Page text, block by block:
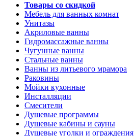
Товары со скидкой
Мебель для ванных комнат
Унитазы
Акриловые ванны
Гидромассажные ванны
Чугунные ванны
Стальные ванны
Ванны из литьевого мрамора
Раковины
Мойки кухонные
Инсталляции
Смесители
Душевые программы
Душевые кабины и сауны
Душевые уголки и ограждения